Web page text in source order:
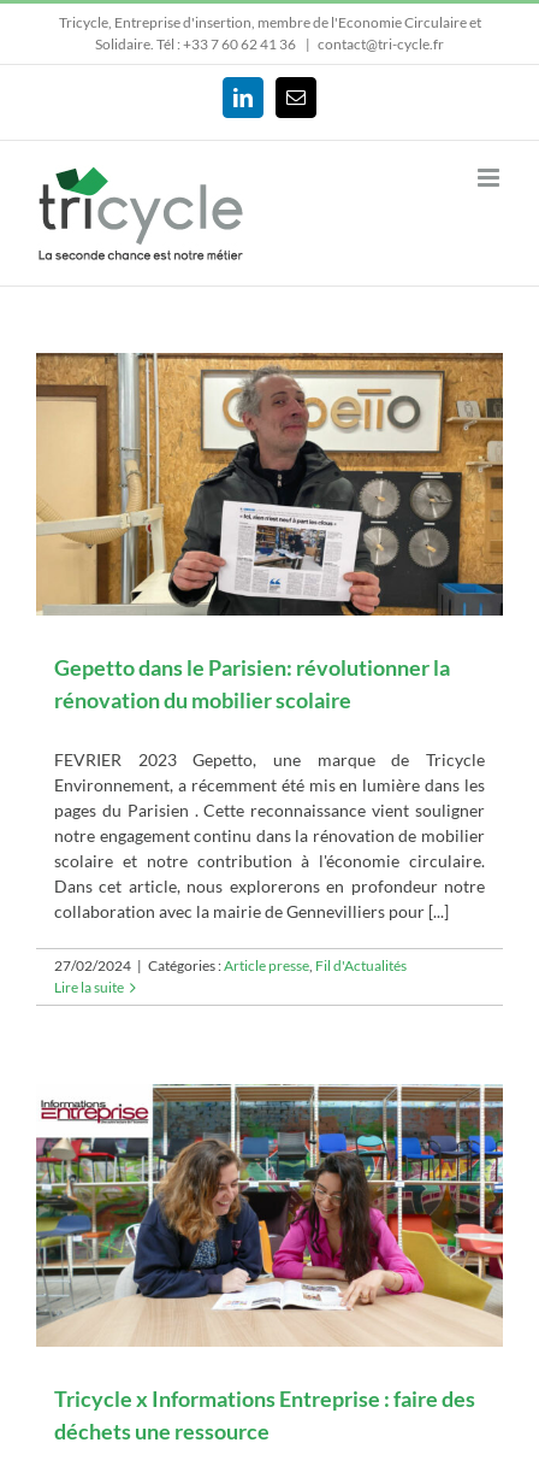
contenu
Tricycle, Entreprise d'insertion, membre de l'Economie Circulaire et
Solidaire. Tél : +33 7 60 62 41 36 | contact@tri-cycle.fr
LinkedInEmail
Gepetto dans le Parisien: révolutionner la
rénovation du mobilier scolaire
FEVRIER 2023 Gepetto, une marque de Tricycle
Environnement, a récemment été mis en lumière dans les
pages du Parisien . Cette reconnaissance vient souligner
notre engagement continu dans la rénovation de mobilier
scolaire et notre contribution à l'économie circulaire.
Dans cet article, nous explorerons en profondeur notre
collaboration avec la mairie de Gennevilliers pour [...]
27/02/2024 | Catégories :Article presse, Fil d'Actualités
Lire la suite
Tricycle x Informations Entreprise : faire des
déchets une ressource